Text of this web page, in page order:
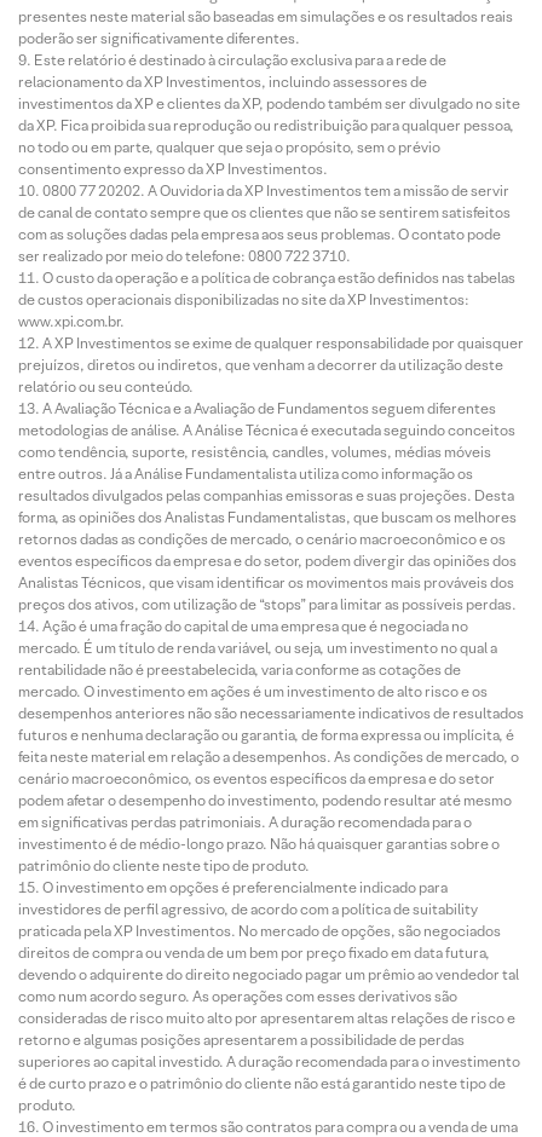
presentes neste material são baseadas em simulações e os resultados reais
poderão ser significativamente diferentes.
Este relatório é destinado à circulação exclusiva para a rede de
relacionamento da XP Investimentos, incluindo assessores de
investimentos da XP e clientes da XP, podendo também ser divulgado no site
da XP. Fica proibida sua reprodução ou redistribuição para qualquer pessoa,
no todo ou em parte, qualquer que seja o propósito, sem o prévio
consentimento expresso da XP Investimentos.
0800 77 20202. A Ouvidoria da XP Investimentos tem a missão de servir
de canal de contato sempre que os clientes que não se sentirem satisfeitos
com as soluções dadas pela empresa aos seus problemas. O contato pode
ser realizado por meio do telefone: 0800 722 3710.
O custo da operação e a política de cobrança estão definidos nas tabelas
de custos operacionais disponibilizadas no site da XP Investimentos:
www.xpi.com.br.
A XP Investimentos se exime de qualquer responsabilidade por quaisquer
prejuízos, diretos ou indiretos, que venham a decorrer da utilização deste
relatório ou seu conteúdo.
A Avaliação Técnica e a Avaliação de Fundamentos seguem diferentes
metodologias de análise. A Análise Técnica é executada seguindo conceitos
como tendência, suporte, resistência, candles, volumes, médias móveis
entre outros. Já a Análise Fundamentalista utiliza como informação os
resultados divulgados pelas companhias emissoras e suas projeções. Desta
forma, as opiniões dos Analistas Fundamentalistas, que buscam os melhores
retornos dadas as condições de mercado, o cenário macroeconômico e os
eventos específicos da empresa e do setor, podem divergir das opiniões dos
Analistas Técnicos, que visam identificar os movimentos mais prováveis dos
preços dos ativos, com utilização de “stops” para limitar as possíveis perdas.
Ação é uma fração do capital de uma empresa que é negociada no
mercado. É um título de renda variável, ou seja, um investimento no qual a
rentabilidade não é preestabelecida, varia conforme as cotações de
mercado. O investimento em ações é um investimento de alto risco e os
desempenhos anteriores não são necessariamente indicativos de resultados
futuros e nenhuma declaração ou garantia, de forma expressa ou implícita, é
feita neste material em relação a desempenhos. As condições de mercado, o
cenário macroeconômico, os eventos específicos da empresa e do setor
podem afetar o desempenho do investimento, podendo resultar até mesmo
em significativas perdas patrimoniais. A duração recomendada para o
investimento é de médio-longo prazo. Não há quaisquer garantias sobre o
patrimônio do cliente neste tipo de produto.
O investimento em opções é preferencialmente indicado para
investidores de perfil agressivo, de acordo com a política de suitability
praticada pela XP Investimentos. No mercado de opções, são negociados
direitos de compra ou venda de um bem por preço fixado em data futura,
devendo o adquirente do direito negociado pagar um prêmio ao vendedor tal
como num acordo seguro. As operações com esses derivativos são
consideradas de risco muito alto por apresentarem altas relações de risco e
retorno e algumas posições apresentarem a possibilidade de perdas
superiores ao capital investido. A duração recomendada para o investimento
é de curto prazo e o patrimônio do cliente não está garantido neste tipo de
produto.
O investimento em termos são contratos para compra ou a venda de uma